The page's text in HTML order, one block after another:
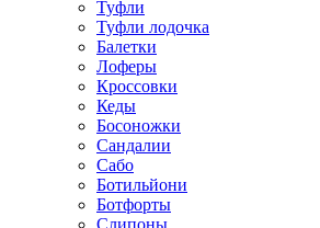
Туфли
Туфли лодочка
Балетки
Лоферы
Кроссовки
Кеды
Босоножки
Сандалии
Сабо
Ботильйони
Ботфорты
Слипоны